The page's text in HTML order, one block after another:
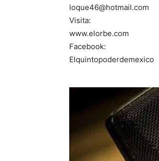
loque46@hotmail.com
Visita:
www.elorbe.com
Facebook:
Elquintopoderdemexico